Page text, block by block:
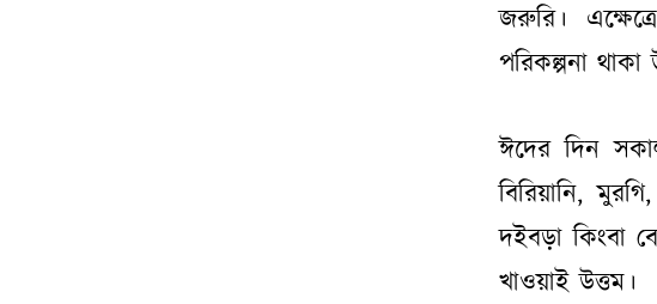
জরুরি।
পরিকল্পনা থাকা
ঈদের দিন
বিরিয়ানি,
দইবড়া কিংবা
খাওয়াই উত্তম।